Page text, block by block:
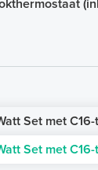
Set met
Set met